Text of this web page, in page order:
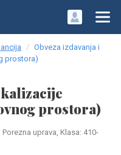
Obveza izdavanja i
prostora)
prostora)
uprava, Klasa: 410-